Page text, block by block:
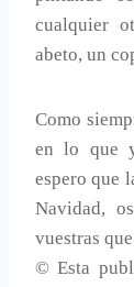
cualquier
abeto, un
Como
en lo que
espero que
Navidad,
vuestras
© Esta